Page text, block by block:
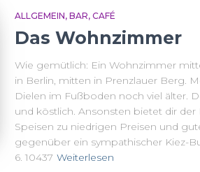
ALLGEMEIN BAR CAFÉ
Das Wohnzimmer
Wie gemütlich: Ein Wohnzimmer
in Berlin, mitten in Prenzlauer Berg.
Dielen im Fußboden noch viel älter.
und köstlich. Ansonsten bietet dir der
Speisen zu niedrigen Preisen und
gegenüber ein sympathischer Kiez-
6. 10437 Weiterlesen